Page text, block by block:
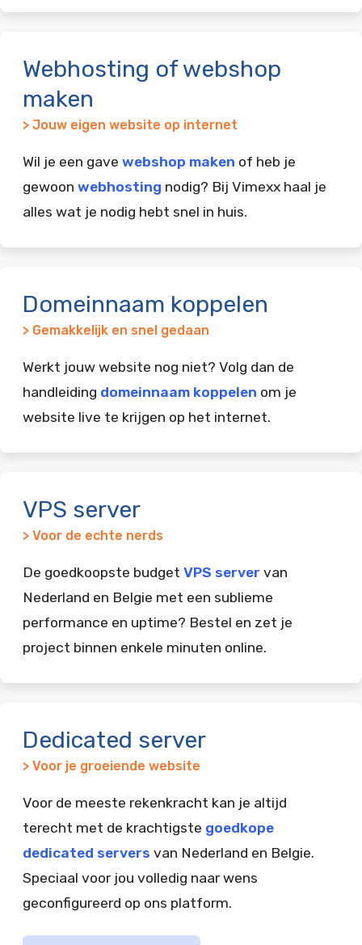
Webhosting of webshop
maken
> Jouw eigen website op internet
Wil je een gave webshop maken of heb je
gewoon webhosting nodig? Bij Vimexx haal je
alles wat je nodig hebt snel in huis.
Domeinnaam koppelen
> Gemakkelijk en snel gedaan
Werkt jouw website nog niet? Volg dan de
handleiding domeinnaam koppelen om je
website live te krijgen op het internet.
VPS server
> Voor de echte nerds
De goedkoopste budget VPS server van
Nederland en Belgie met een sublieme
performance en uptime? Bestel en zet je
project binnen enkele minuten online.
Dedicated server
> Voor je groeiende website
Voor de meeste rekenkracht kan je altijd
terecht met de krachtigste goedkope
dedicated servers van Nederland en Belgie.
Speciaal voor jou volledig naar wens
geconfigureerd op ons platform.